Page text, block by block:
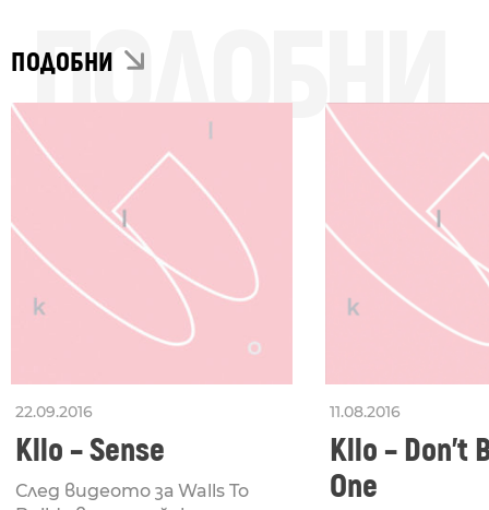
ПОДОБНИ
ПОДОБНИ
22.09.2016
Kllo – Sense
След видеото за Walls To
11.08.2016
Kllo – Don’t
One